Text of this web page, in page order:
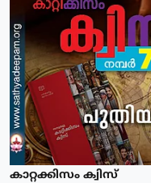
കാറ്റക്കിസം ക്വിസ്